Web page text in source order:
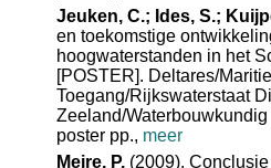
Jeuken, C.; Ides, S.;
en toekomstige
hoogwaterstanden in het
[POSTER]. Deltares/
Toegang/Rijkswaterstaat
Zeeland/
poster pp., meer
Meire, P. (2009).